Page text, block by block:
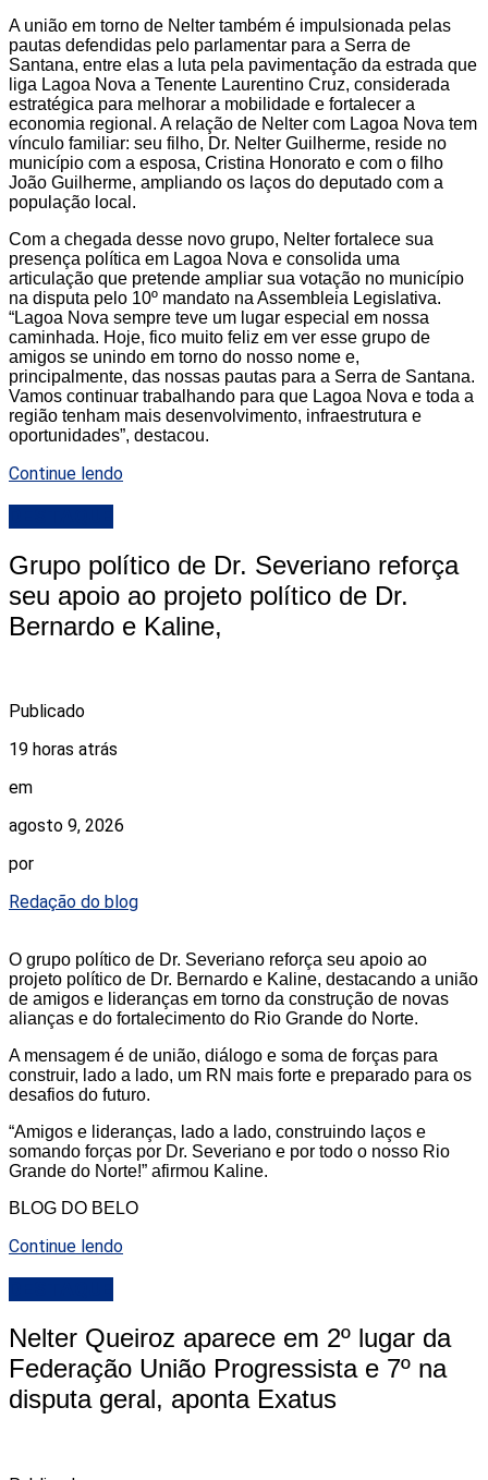
A união em torno de Nelter também é impulsionada pelas
pautas defendidas pelo parlamentar para a Serra de
Santana, entre elas a luta pela pavimentação da estrada que
liga Lagoa Nova a Tenente Laurentino Cruz, considerada
estratégica para melhorar a mobilidade e fortalecer a
economia regional. A relação de Nelter com Lagoa Nova tem
vínculo familiar: seu filho, Dr. Nelter Guilherme, reside no
município com a esposa, Cristina Honorato e com o filho
João Guilherme, ampliando os laços do deputado com a
população local.
Com a chegada desse novo grupo, Nelter fortalece sua
presença política em Lagoa Nova e consolida uma
articulação que pretende ampliar sua votação no município
na disputa pelo 10º mandato na Assembleia Legislativa.
“Lagoa Nova sempre teve um lugar especial em nossa
caminhada. Hoje, fico muito feliz em ver esse grupo de
amigos se unindo em torno do nosso nome e,
principalmente, das nossas pautas para a Serra de Santana.
Vamos continuar trabalhando para que Lagoa Nova e toda a
região tenham mais desenvolvimento, infraestrutura e
oportunidades”, destacou.
Continue lendo
Grupo político de Dr. Severiano reforça
seu apoio ao projeto político de Dr.
Bernardo e Kaline,
Publicado
19 horas atrás
em
agosto 9, 2026
por
Redação do blog
O grupo político de Dr. Severiano reforça seu apoio ao
projeto político de Dr. Bernardo e Kaline, destacando a união
de amigos e lideranças em torno da construção de novas
alianças e do fortalecimento do Rio Grande do Norte.
A mensagem é de união, diálogo e soma de forças para
construir, lado a lado, um RN mais forte e preparado para os
desafios do futuro.
“Amigos e lideranças, lado a lado, construindo laços e
somando forças por Dr. Severiano e por todo o nosso Rio
Grande do Norte!” afirmou Kaline.
BLOG DO BELO
Continue lendo
Nelter Queiroz aparece em 2º lugar da
Federação União Progressista e 7º na
disputa geral, aponta Exatus